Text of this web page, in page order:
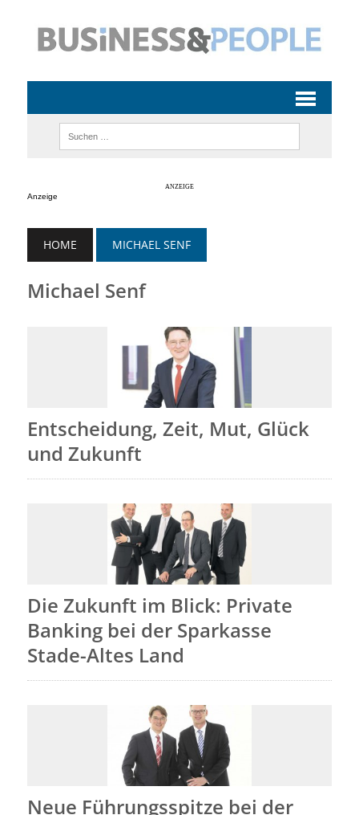
Anzeige
HOME MICHAEL SENF
Michael Senf
Entscheidung, Zeit, Mut, Glück
und Zukunft
Die Zukunft im Blick: Private
Banking bei der Sparkasse
Stade-Altes Land
Neue Führungsspitze bei der